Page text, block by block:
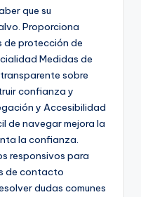
que su
Proporciona
de protección de
Medidas de
sobre
confianza y
y Accesibilidad
de navegar mejora la
la confianza.
responsivos para
de contacto
dudas comunes